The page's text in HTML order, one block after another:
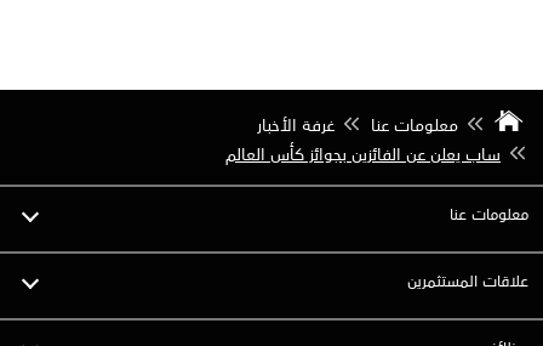
معلومات عنا
غرفة الأخبار
ساب يعلن عن الفائزين بجوائز كأس العالم
معلومات عنا
علاقات المستثمرين